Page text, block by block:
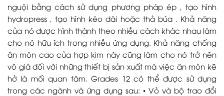
nguội bằng cách sử dụng phương pháp ép , tạo hình
hydropress , tạo hình kéo dài hoặc thả búa . Khả năng
của nó được hình thành theo nhiều cách khác nhau làm
cho nó hữu ích trong nhiều ứng dụng. Khả năng chống
ăn mòn cao của hợp kim này cũng làm cho nó trở nên
vô giá đối với những thiết bị sản xuất mà việc ăn mòn kẽ
hở là mối quan tâm. Grades 12 có thể được sử dụng
trong các ngành và ứng dụng sau: • Vỏ và bộ trao đổi